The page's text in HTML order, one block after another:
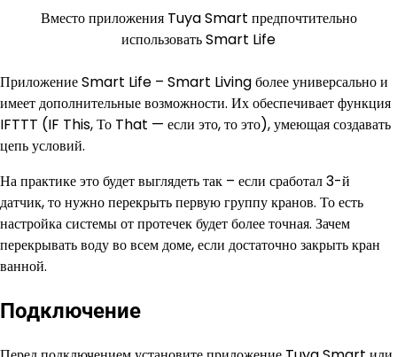
Вместо приложения Tuya Smart предпочтительно
использовать Smart Life
Приложение Smart Life – Smart Living более универсально и
имеет дополнительные возможности. Их обеспечивает функция
IFTTT (IF This, То That — если это, то это), умеющая создавать
цепь условий.
На практике это будет выглядеть так – если сработал 3-й
датчик, то нужно перекрыть первую группу кранов. То есть
настройка системы от протечек будет более точная. Зачем
перекрывать воду во всем доме, если достаточно закрыть кран
ванной.
Подключение